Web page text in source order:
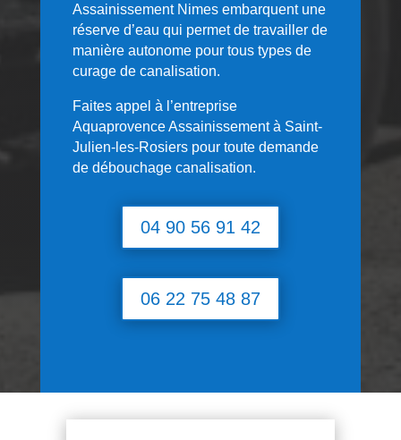
Assainissement Nimes embarquent une
réserve d’eau qui permet de travailler de
manière autonome pour tous types de
curage de canalisation.
Faites appel à l’entreprise
Aquaprovence Assainissement à Saint-
Julien-les-Rosierspour toute demande
de débouchage canalisation.
04 90 56 91 42
06 22 75 48 87